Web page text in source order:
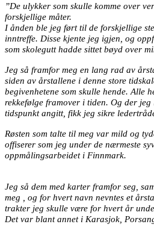
”De ulykker som skulle komme over
forskjellige måter.
I ånden ble jeg ført til de forskjellige
inntreffe. Disse kjente jeg igjen, og
som skolegutt hadde sittet bøyd over
Jeg så framfor meg en lang rad av
siden av årstallene i denne store
begivenhetene som skulle hende. Alle
rekkefølge framover i tiden. Og der
tidspunkt angitt, fikk jeg sikre
Røsten som talte til meg var mild og
offiserer som jeg under de nærmeste
oppmålingsarbeidet i Finnmark.
Jeg så dem med karter framfor seg,
meg , og for hvert navn nevntes et
trakter jeg skulle være for hvert år
Det var blant annet i Karasjok,